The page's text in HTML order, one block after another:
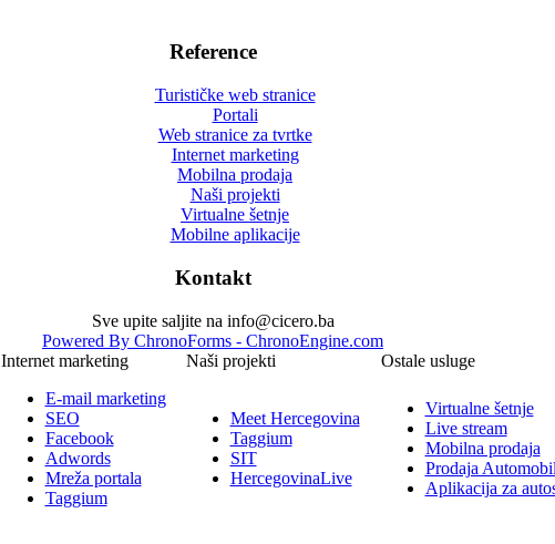
Reference
Turističke web stranice
Portali
Web stranice za tvrtke
Internet marketing
Mobilna prodaja
Naši projekti
Virtualne šetnje
Mobilne aplikacije
Kontakt
Sve upite saljite na info@cicero.ba
Powered By ChronoForms - ChronoEngine.com
Internet marketing Naši projekti Ostale usluge
E-mail marketing
SEO
Facebook
Adwords
Mreža portala
Taggium
Meet Hercegovina
Taggium
SIT
HercegovinaLive
Virtualne šetnje
Live stream
Mobilna prodaja
Prodaja
Aplikacija za